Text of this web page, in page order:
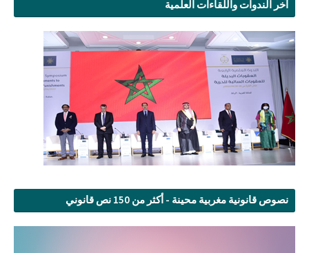
آخر الندوات واللقاءات العلمية
نصوص قانونية مغربية محينة - أكثر من 150 نص قانوني